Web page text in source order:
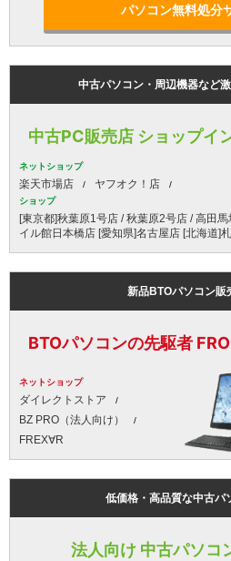
パソコン無料処分
中古パソコン・周辺機器など
中古PC販売店 ショップイ
ネットショップ
楽天市場店 ヤフオク！店
ショップ
[東京都]秋葉原1号店 / 秋葉原2号店 / 高田
イル館日本橋店 [愛知県]名古屋店 [北海道]
新品BTOパソコン販
BTOパソコンの先駆者
ネットショップ
ダイレクトストア
BZ PRO（法人向け）
FREX∀R
低価格・高品質な中古パ
法人向け 中古パソコ